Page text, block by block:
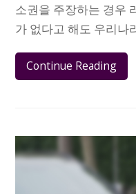
소권을 주장하는 경우
가 없다고 해도 우리나
Continue Reading